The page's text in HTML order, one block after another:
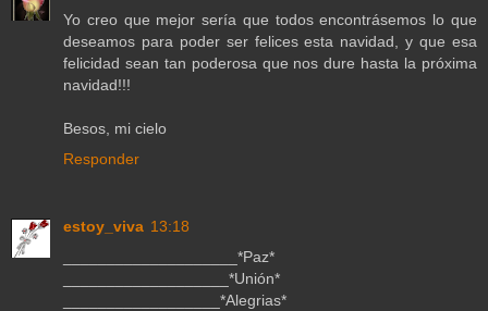
Yo creo que mejor sería que todos encontrásemos lo que
deseamos para poder ser felices esta navidad, y que esa
felicidad sean tan poderosa que nos dure hasta la próxima
navidad!!!
Besos, mi cielo
Responder
estoy_viva 13:18
____________________*Paz*
___________________*Unión*
__________________*Alegrias*